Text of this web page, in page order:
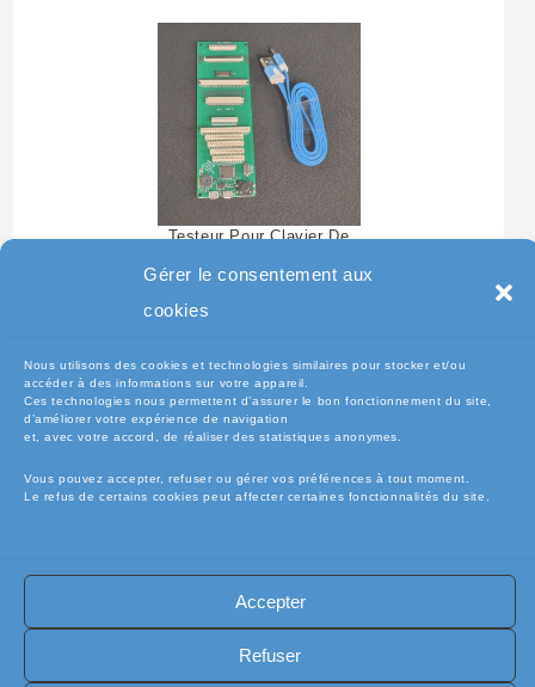
Gérer le consentement aux
cookies
Nous utilisons des cookies et technologies similaires pour stocker et/ou
accéder à des informations sur votre appareil.
Ces technologies nous permettent d’assurer le bon fonctionnement du site,
d’améliorer votre expérience de navigation
et, avec votre accord, de réaliser des statistiques anonymes.
Vous pouvez accepter, refuser ou gérer vos préférences à tout moment.
Le refus de certains cookies peut affecter certaines fonctionnalités du site.
Accepter
Refuser
Testeur Pour Clavier De
🧾Conditions Générales de Vente (CGV)
🧾 Mentions légales
🔐 Politique de confidentialité
🔐 Exercer mes droits RGPD
🍪 Politique de cookies (UE)
📦Livraisons et retours
🛡️ Assurance casse / perte